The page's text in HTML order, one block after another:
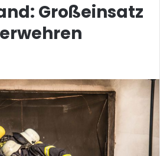
Großeinsatz